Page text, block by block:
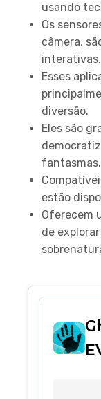
usando
Os
câmera,
interativas.
Esses
diversão.
Eles são
fantasmas.
estão
Oferecem
de